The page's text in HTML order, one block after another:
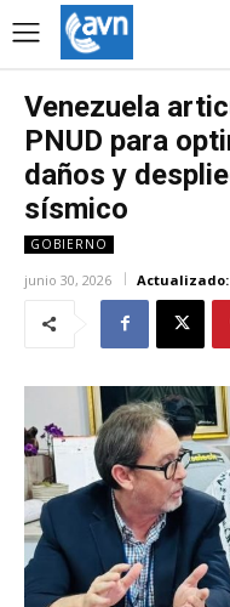
Venezuela
PNUD para
daños y
sísmico
GOBIERNO
junio 30, 2026 Actualizado: